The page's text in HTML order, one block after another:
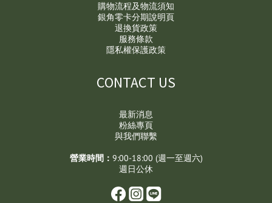
購物流程及物流須知
銀角零卡分期說明頁
退換貨政策
服務條款
隱私權保護政策
CONTACT US
最新消息
粉絲專頁
與我們聯繫
營業時間： 9:00-18:00 (週一至週六)
週日公休